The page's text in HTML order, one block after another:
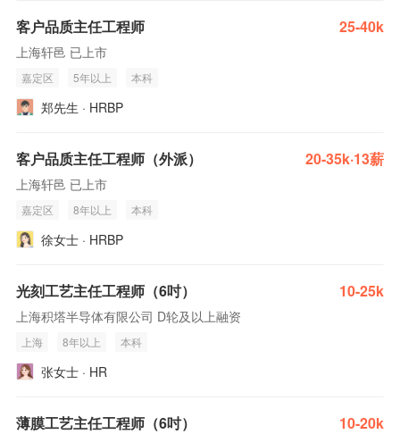
客户品质主任工程师 25-40k
上海轩邑 已上市
嘉定区 5年以上 本科
郑先生 · HRBP
客户品质主任工程师（外派） 20-35k·13薪
上海轩邑 已上市
嘉定区 8年以上 本科
徐女士 · HRBP
光刻工艺主任工程师（6吋） 10-25k
上海积塔半导体有限公司 D轮及以上融资
上海 8年以上 本科
张女士 · HR
薄膜工艺主任工程师（6吋） 10-20k